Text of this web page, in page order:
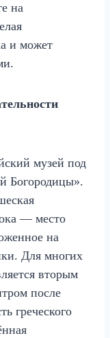
на
и может
музей под
Богородицы».
— место
на
Для многих
вторым
после
греческого